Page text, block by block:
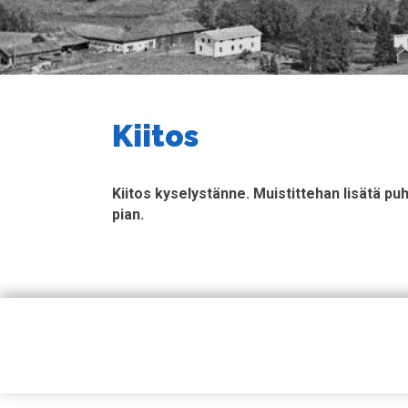
Kiitos
Kiitos kyselystänne. Muistittehan lisätä
pian.